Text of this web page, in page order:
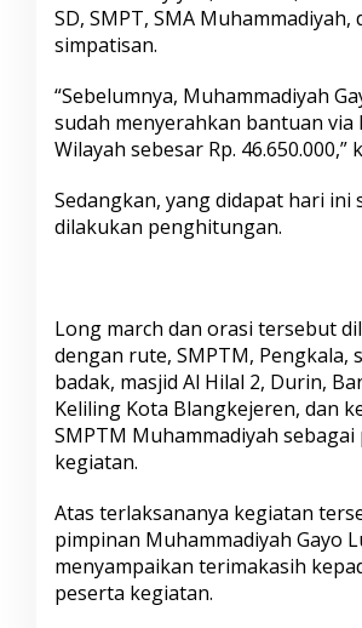
a
a
l
a
B
a
n
u
n
t
u
k
l
e
s
t
i
SD, SMPT, SMA Muhammadiyah,
simpatisan.
“Sebelumnya, Muhammadiyah
sudah menyerahkan bantuan via
Wilayah sebesar Rp. 46.650.000,”
Sedangkan, yang didapat hari ini
dilakukan penghitungan.
Long march dan orasi tersebut
dengan rute, SMPTM, Pengkala,
badak, masjid Al Hilal 2, Durin,
Keliling Kota Blangkejeren, dan
SMPTM Muhammadiyah sebagai
kegiatan.
Atas terlaksananya kegiatan
pimpinan Muhammadiyah Gayo
menyampaikan terimakasih
peserta kegiatan.